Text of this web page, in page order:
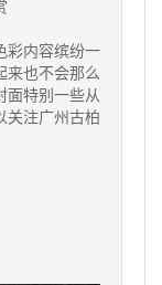
彩内容缤纷一
来也不会那么
面特别一些从
关注广州古柏